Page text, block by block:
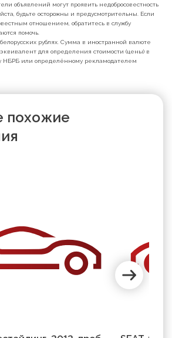
объявлений могут проявить недобросовестность
будьте осторожны и предусмотрительны. Если
отношением, обратитесь в службу
помочь.
рублях. Сумма в иностранной валюте
эквивалент для определения стоимости (цены) в
НБРБ или определённому рекламодателем
похожие